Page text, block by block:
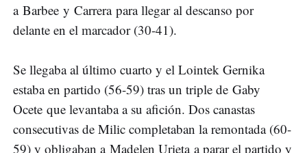
a Barbee y Carrera para llegar al descanso por
delante en el marcador (30-41).
Se llegaba al último cuarto y el Lointek Gernika
estaba en partido (56-59) tras un triple de Gaby
Ocete que levantaba a su afición. Dos canastas
consecutivas de Milic completaban la remontada (60-
59) y obligaban a Madelen Urieta a parar el partido y